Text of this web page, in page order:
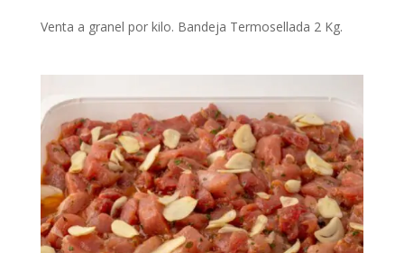
Venta a granel por kilo. Bandeja Termosellada 2 Kg.